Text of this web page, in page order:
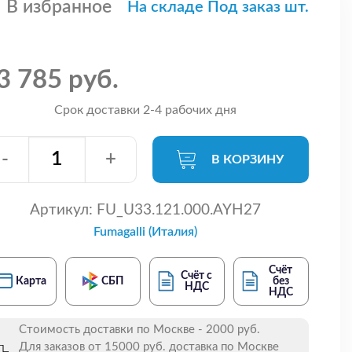
В избранное На складе Под заказ шт.
785 руб.
Срок доставки 2-4 рабочих дня
- + В КОРЗИНУ
Артикул: FU_U33.121.000.AYH27
Fumagalli (Италия)
Карта СБП
Счёт с
НДС
Счёт
без
НДС
Стоимость доставки по Москве - 2000 руб.
Для заказов от 15000 руб. доставка по Москве